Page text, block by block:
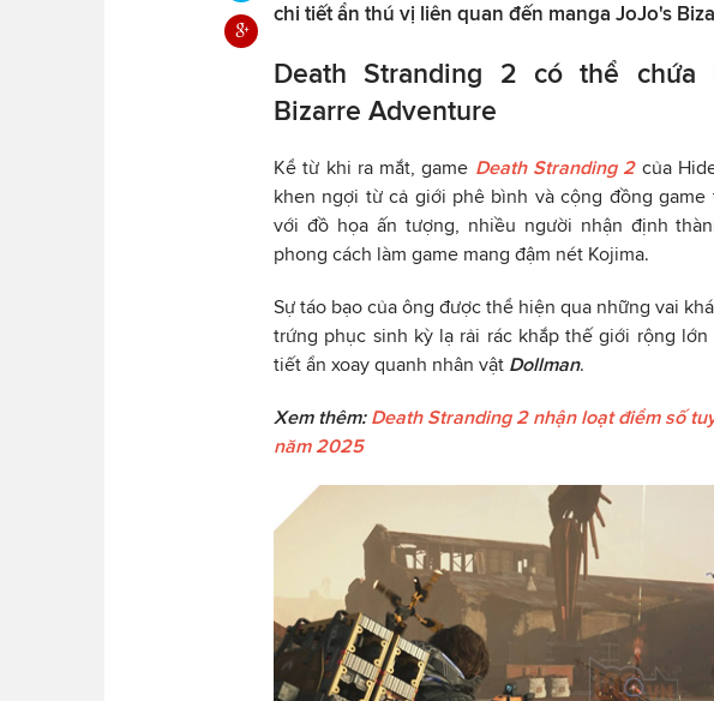
chi tiết ẩn thú vị liên quan đến manga JoJo's
Death Stranding 2 có thể chứa
Bizarre Adventure
Kể từ khi ra mắt, game Death Stranding 2 của
khen ngợi từ cả giới phê bình và cộng đồng
với đồ họa ấn tượng, nhiều người nhận định
phong cách làm game mang đậm nét Kojima.
Sự táo bạo của ông được thể hiện qua những vai
trứng phục sinh kỳ lạ rải rác khắp thế giới rộng
tiết ẩn xoay quanh nhân vật Dollman.
Xem thêm: Death Stranding 2 nhận loạt điểm số
năm 2025